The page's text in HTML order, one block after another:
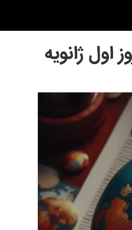
اول ژانویه